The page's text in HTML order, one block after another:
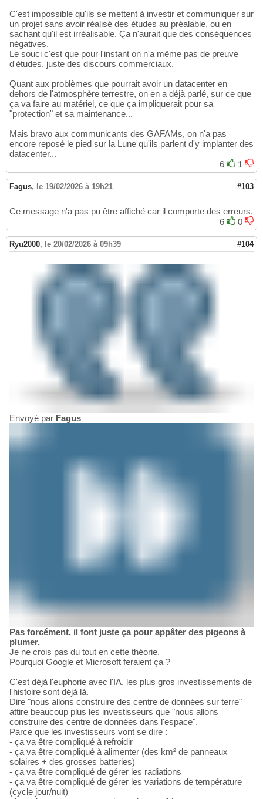
C'est impossible qu'ils se mettent à investir et communiquer sur
un projet sans avoir réalisé des études au préalable, ou en
sachant qu'il est irréalisable. Ça n'aurait que des conséquences
négatives.
Le souci c'est que pour l'instant on n'a même pas de preuve
d'études, juste des discours commerciaux.
Quant aux problèmes que pourrait avoir un datacenter en
dehors de l'atmosphère terrestre, on en a déjà parlé, sur ce que
ça va faire au matériel, ce que ça impliquerait pour sa
"protection" et sa maintenance...
Mais bravo aux communicants des GAFAMs, on n'a pas
encore reposé le pied sur la Lune qu'ils parlent d'y implanter des
datacenter...
6
1
Fagus, le 19/02/2026 à 19h21 #103
Ce message n'a pas pu être affiché car il comporte des erreurs.
6
0
Ryu2000, le 20/02/2026 à 09h39 #104
Envoyé par Fagus
Pas forcément, il font juste ça pour appâter des pigeons à
plumer.
Je ne crois pas du tout en cette théorie.
Pourquoi Google et Microsoft feraient ça ?
C'est déjà l'euphorie avec l'IA, les plus gros investissements de
l'histoire sont déjà là.
Dire "nous allons construire des centre de données sur terre"
attire beaucoup plus les investisseurs que "nous allons
construire des centre de données dans l'espace".
Parce que les investisseurs vont se dire :
- ça va être compliqué à refroidir
- ça va être compliqué à alimenter (des km² de panneaux
solaires + des grosses batteries)
- ça va être compliqué de gérer les radiations
- ça va être compliqué de gérer les variations de température
(cycle jour/nuit)